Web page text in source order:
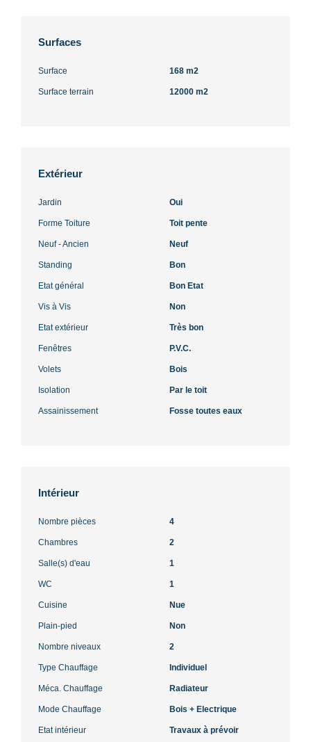
Surfaces
Surface 168 m2
Surface terrain 12000 m2
Extérieur
Jardin Oui
Forme Toiture Toit pente
Neuf - Ancien Neuf
Standing Bon
Etat général Bon Etat
Vis à Vis Non
Etat extérieur Très bon
Fenêtres P.V.C.
Volets Bois
Isolation Par le toit
Assainissement Fosse toutes eaux
Intérieur
Nombre pièces 4
Chambres 2
Salle(s) d'eau 1
WC 1
Cuisine Nue
Plain-pied Non
Nombre niveaux 2
Type Chauffage Individuel
Méca. Chauffage Radiateur
Mode Chauffage Bois + Electrique
Etat intérieur Travaux à prévoir